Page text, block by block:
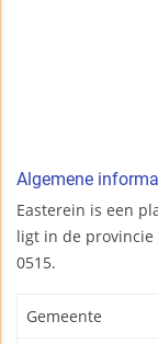
Algemene
Easterein is een
ligt in de provincie
0515.
Gemeente